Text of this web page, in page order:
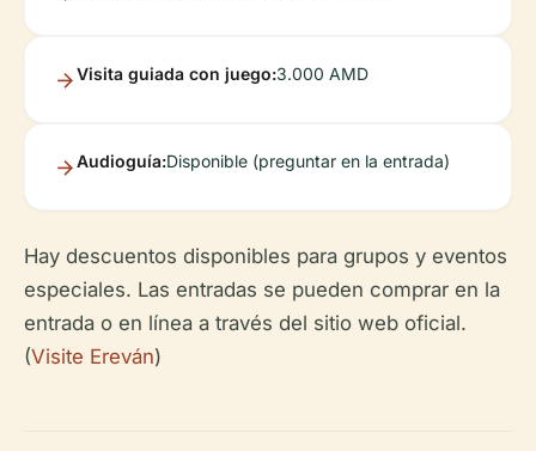
Visita guiada con juego:3.000 AMD
Audioguía:Disponible (preguntar en la entrada)
Hay descuentos disponibles para grupos y eventos
especiales. Las entradas se pueden comprar en la
entrada o en línea a través del sitio web oficial.
(Visite Ereván)